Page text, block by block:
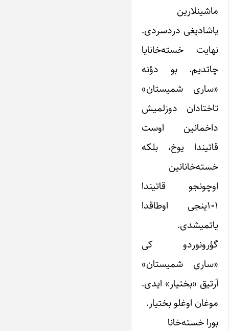
ماشینلارین
یاشادیغی دردسردی.
نهایت خسته‌خانایا
چاتدیم. بو دؤنه
«ساری شمیستان»
تاختادان دوزلمیش
داخمانین اوست
قاتیندا یوخ، بلکه
خسته‌خانانین
اوچونجو قاتیندا
۱۰۱ینجی اوطاقدا
یاتمیشدی.
گؤرونوردو کی
«ساری شمیستان»
آرتیق «بختیار» ایدی.
موغان اوغلو بختیار.
بورا خسته‌خانا